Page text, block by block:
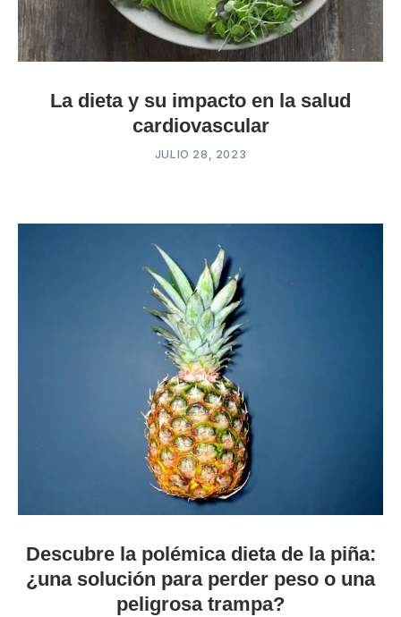
La dieta y su impacto en la salud
cardiovascular
JULIO 28, 2023
Descubre la polémica dieta de la piña:
¿una solución para perder peso o una
peligrosa trampa?